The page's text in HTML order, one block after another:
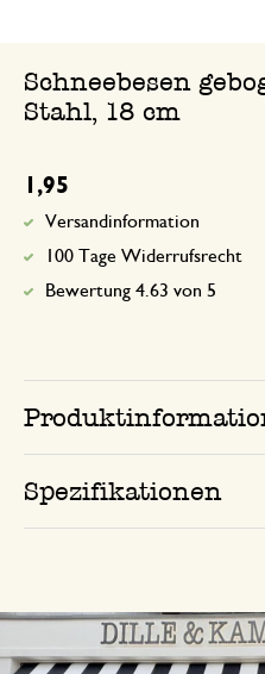
Schneebesen
Stahl, 18 cm
1,95
Versandinformation
100 Tage Widerrufsrecht
Bewertung 4.63 von 5
Spezifikationen